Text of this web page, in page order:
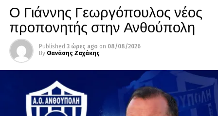
Ο Γιάννης Γεωργόπουλος νέος
προπονητής στην Ανθούπολη
Published 3 ώρες ago on 08/08/2026
By Θανάσης Ζαχάκης